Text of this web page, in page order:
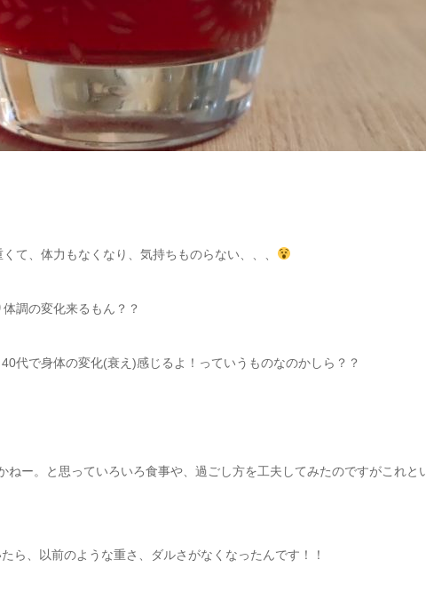
て、体力もなくなり、気持ちものらない、、、
調の変化来るもん？？
代で身体の変化(衰え)感じるよ！っていうものなのかしら？？
ー。と思っていろいろ食事や、過ごし方を工夫してみたのですがこれと
ら、以前のような重さ、ダルさがなくなったんです！！